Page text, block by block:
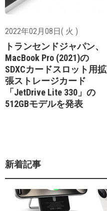
2022年02月08日( 火 )
トランセンドジャパン、
MacBook Pro (2021)の
SDXCカードスロット用拡
張ストレージカード
「JetDrive Lite 330」の
512GBモデルを発表
新着記事